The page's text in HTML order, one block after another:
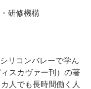
研修機構
リコンバレーで学ん
スカヴァー刊）の著
人でも長時間働く人